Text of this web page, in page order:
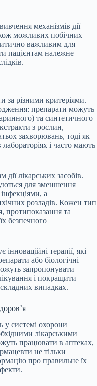
механізмів дії
можливих побічних
важливим для
пацієнтам належне
за різними критеріями.
препарати можуть
та синтетичного
з рослин,
захворювань, тоді як
і часто мають
лікарських засобів.
для зменшення
а
розладів. Кожен тип
протипоказання та
безпечного
терапії, які
або біологічні
запропонувати
і покращити
складних випадках.
системі охорони
лікарськими
працювати в аптеках,
не тільки
про правильне їх